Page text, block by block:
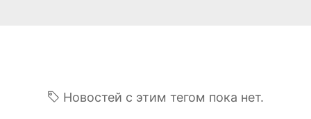
Новостей с этим тегом пока нет.